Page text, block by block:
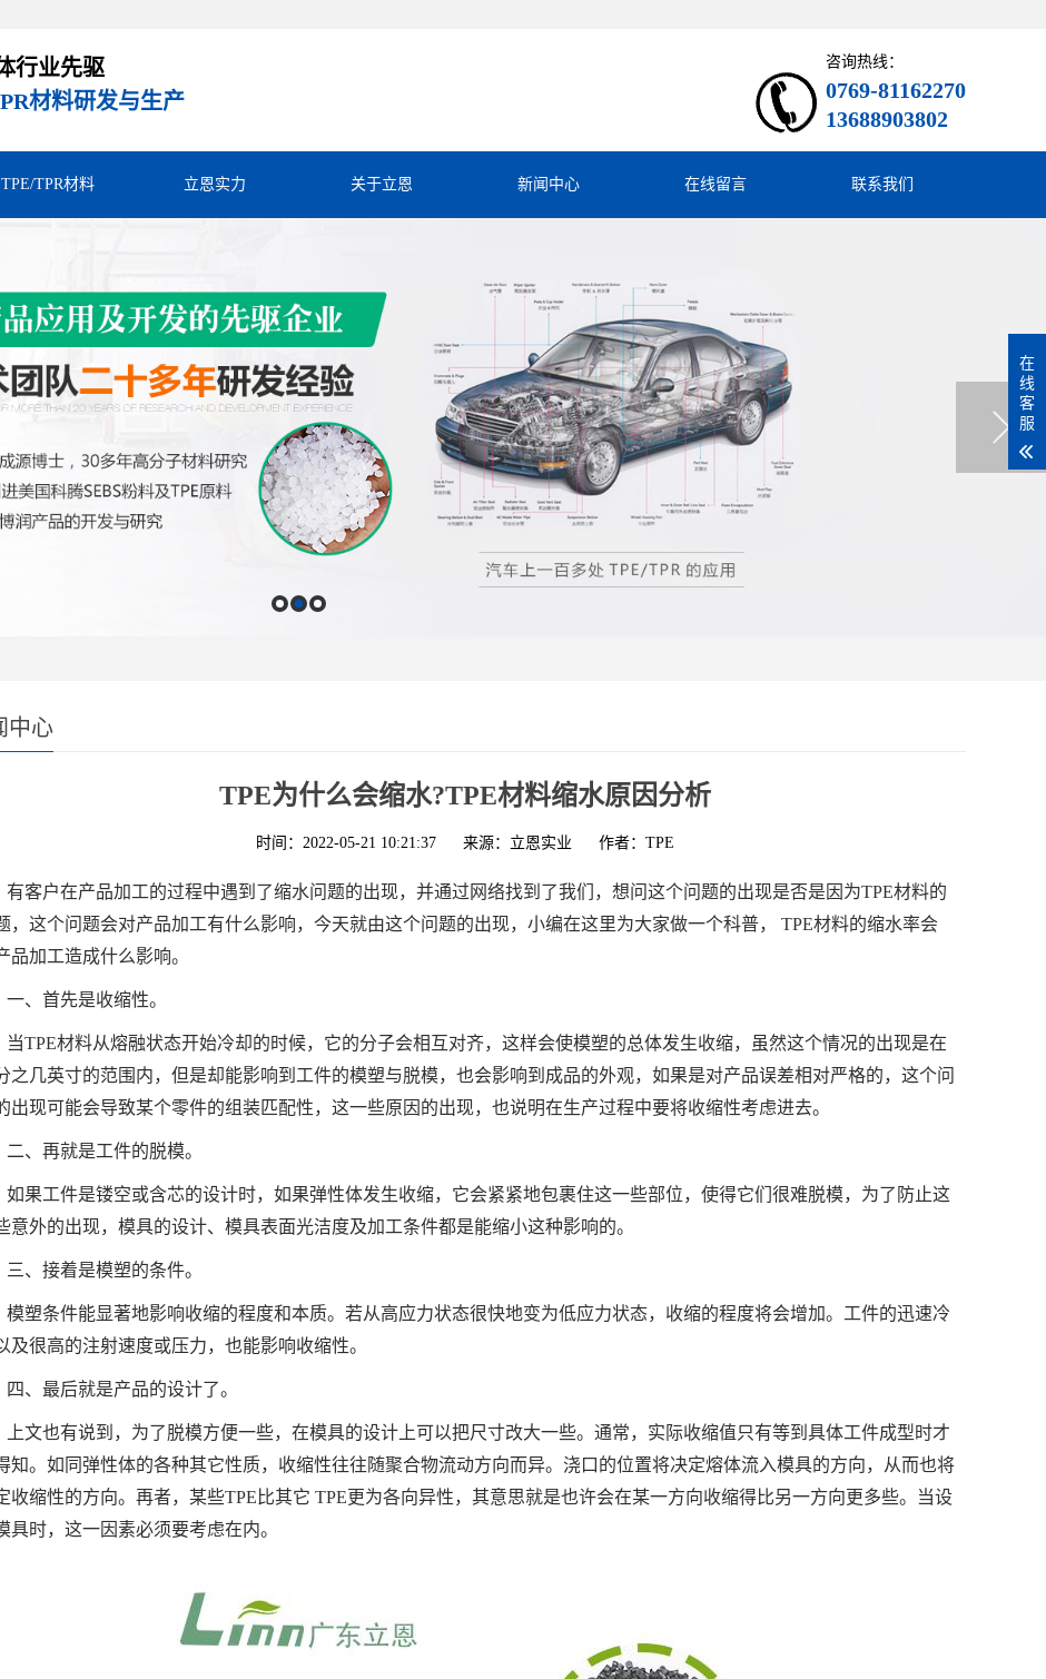
行业先驱
材料研发与生产
咨询热线：
0769-81162270
13688903802
TPE/TPR材料 立恩实力 关于立恩 新闻中心 在线留言 联系我们
中心
TPE为什么会缩水?TPE材料缩水原因分析
时间：2022-05-21 10:21:37 来源：立恩实业 作者：TPE
有客户在产品加工的过程中遇到了缩水问题的出现，并通过网络找到了我们，想问这个问题的出现是否是因为TPE材料的
，这个问题会对产品加工有什么影响，今天就由这个问题的出现，小编在这里为大家做一个科普， TPE材料的缩水率会
品加工造成什么影响。
一、首先是收缩性。
当TPE材料从熔融状态开始冷却的时候，它的分子会相互对齐，这样会使模塑的总体发生收缩，虽然这个情况的出现是在
之几英寸的范围内，但是却能影响到工件的模塑与脱模，也会影响到成品的外观，如果是对产品误差相对严格的，这个问
出现可能会导致某个零件的组装匹配性，这一些原因的出现，也说明在生产过程中要将收缩性考虑进去。
二、再就是工件的脱模。
如果工件是镂空或含芯的设计时，如果弹性体发生收缩，它会紧紧地包裹住这一些部位，使得它们很难脱模，为了防止这
意外的出现，模具的设计、模具表面光洁度及加工条件都是能缩小这种影响的。
三、接着是模塑的条件。
模塑条件能显著地影响收缩的程度和本质。若从高应力状态很快地变为低应力状态，收缩的程度将会增加。工件的迅速冷
及很高的注射速度或压力，也能影响收缩性。
四、最后就是产品的设计了。
上文也有说到，为了脱模方便一些，在模具的设计上可以把尺寸改大一些。通常，实际收缩值只有等到具体工件成型时才
知。如同弹性体的各种其它性质，收缩性往往随聚合物流动方向而异。浇口的位置将决定熔体流入模具的方向，从而也将
收缩性的方向。再者，某些TPE比其它 TPE更为各向异性，其意思就是也许会在某一方向收缩得比另一方向更多些。当设
具时，这一因素必须要考虑在内。
在
线
客
服